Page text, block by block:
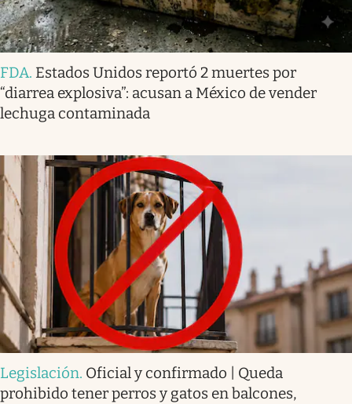
FDA. Estados Unidos reportó 2 muertes por
“diarrea explosiva”: acusan a México de vender
lechuga contaminada
Legislación. Oficial y confirmado | Queda
prohibido tener perros y gatos en balcones,